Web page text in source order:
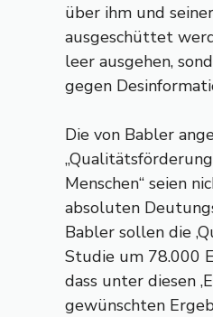
über ihm und
ausgeschüttet
leer ausgehen,
gegen
Die von Babler
Menschen“ seien
absoluten
Babler sollen die
Studie um 78.000
dass unter diesen
gewünschten